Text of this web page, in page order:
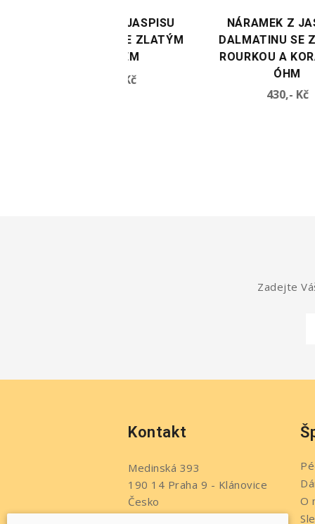
NÁRAMEK Z JASPISU
DALMATINU SE ZLATOU
ROURKOU A KORÁLKY S
Zadejte
Kontakt
Medinská 393
190 14 Praha 9 - Klánovice
Česko
O